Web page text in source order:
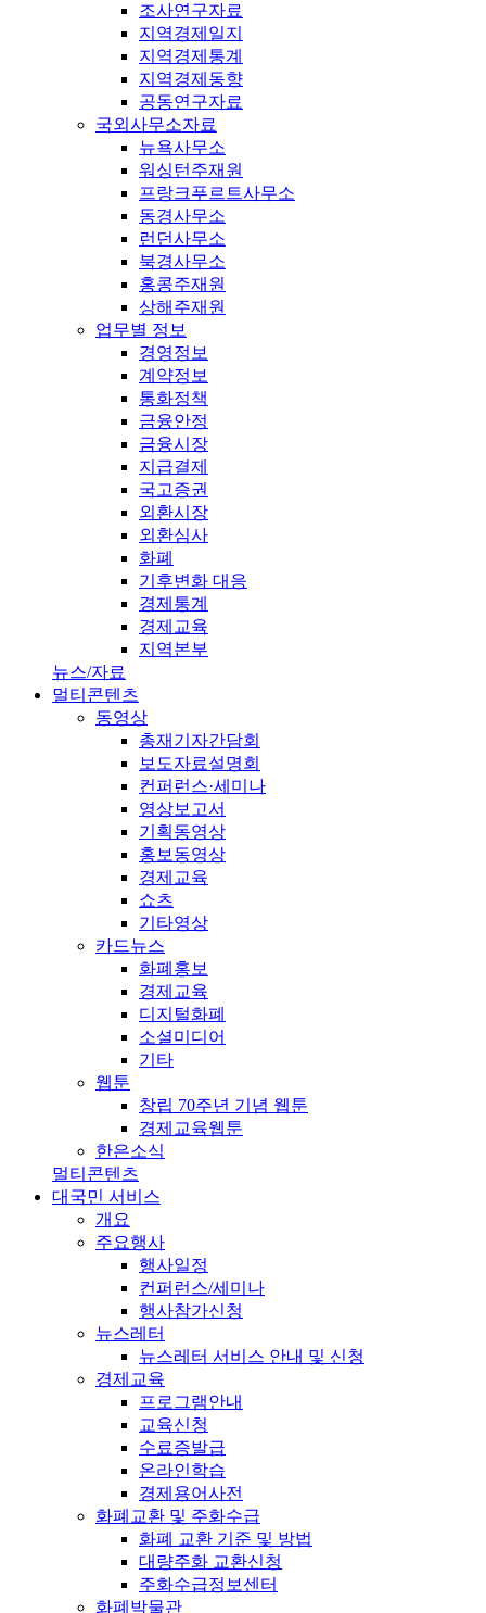
조사연구자료
지역경제일지
지역경제통계
지역경제동향
공동연구자료
국외사무소자료
뉴욕사무소
워싱턴주재원
프랑크푸르트사무소
동경사무소
런던사무소
북경사무소
홍콩주재원
상해주재원
업무별 정보
경영정보
계약정보
통화정책
금융안정
금융시장
지급결제
국고증권
외환시장
외환심사
화폐
기후변화 대응
경제통계
경제교육
지역본부
뉴스/자료
멀티콘텐츠
동영상
총재기자간담회
보도자료설명회
컨퍼런스·세미나
영상보고서
기획동영상
홍보동영상
경제교육
쇼츠
기타영상
카드뉴스
화폐홍보
경제교육
디지털화폐
소셜미디어
기타
웹툰
창립 70주년 기념 웹툰
경제교육웹툰
한은소식
멀티콘텐츠
대국민 서비스
개요
주요행사
행사일정
컨퍼런스/세미나
행사참가신청
뉴스레터
뉴스레터 서비스 안내 및 신청
경제교육
프로그램안내
교육신청
수료증발급
온라인학습
경제용어사전
화폐교환 및 주화수급
화폐 교환 기준 및 방법
대량주화 교환신청
주화수급정보센터
화폐박물관